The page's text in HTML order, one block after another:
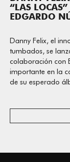
“LAS
EDGARDO
Danny Felix, el
tumbados, se
colaboración con
importante en la
de su esperado